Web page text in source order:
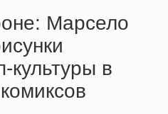
Марсело
культуры в